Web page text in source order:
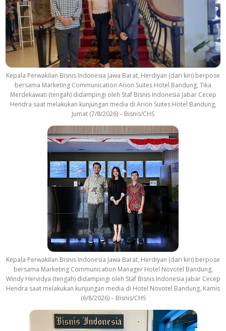
Kepala Perwakilan Bisnis Indonesia Jawa Barat, Herdiyan (dari kiri) berpose
bersama Marketing Communication Arion Suites Hotel Bandung, Tika
Merdekawati (tengah) didampingi oleh Staf Bisnis Indonesia Jabar Cecep
Hendra saat melakukan kunjungan media di Arion Suites Hotel Bandung,
Jumat (7/8/2026) – Bisnis/CHS
Kepala Perwakilan Bisnis Indonesia Jawa Barat, Herdiyan (dari kiri) berpose
bersama Marketing Communication Manager Hotel Novotel Bandung,
Windy Hervidya (tengah) didampingi oleh Staf Bisnis Indonesia Jabar Cecep
Hendra saat melakukan kunjungan media di Hotel Novotel Bandung, Kamis
(6/8/2026) – Bisnis/CHS